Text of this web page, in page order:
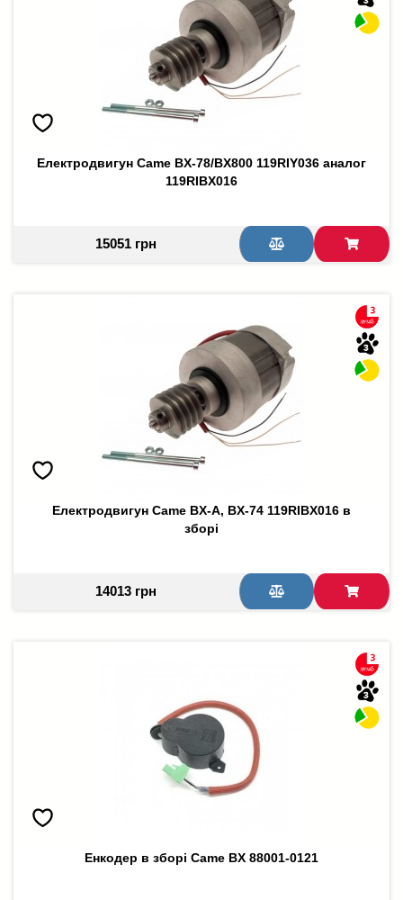
Електродвигун Came BX-78/BX800 119RIY036 аналог
119RIBX016
15051 грн
Електродвигун Came BX-A, BX-74 119RIBX016 в
зборі
14013 грн
Енкодер в зборі Came BX 88001-0121